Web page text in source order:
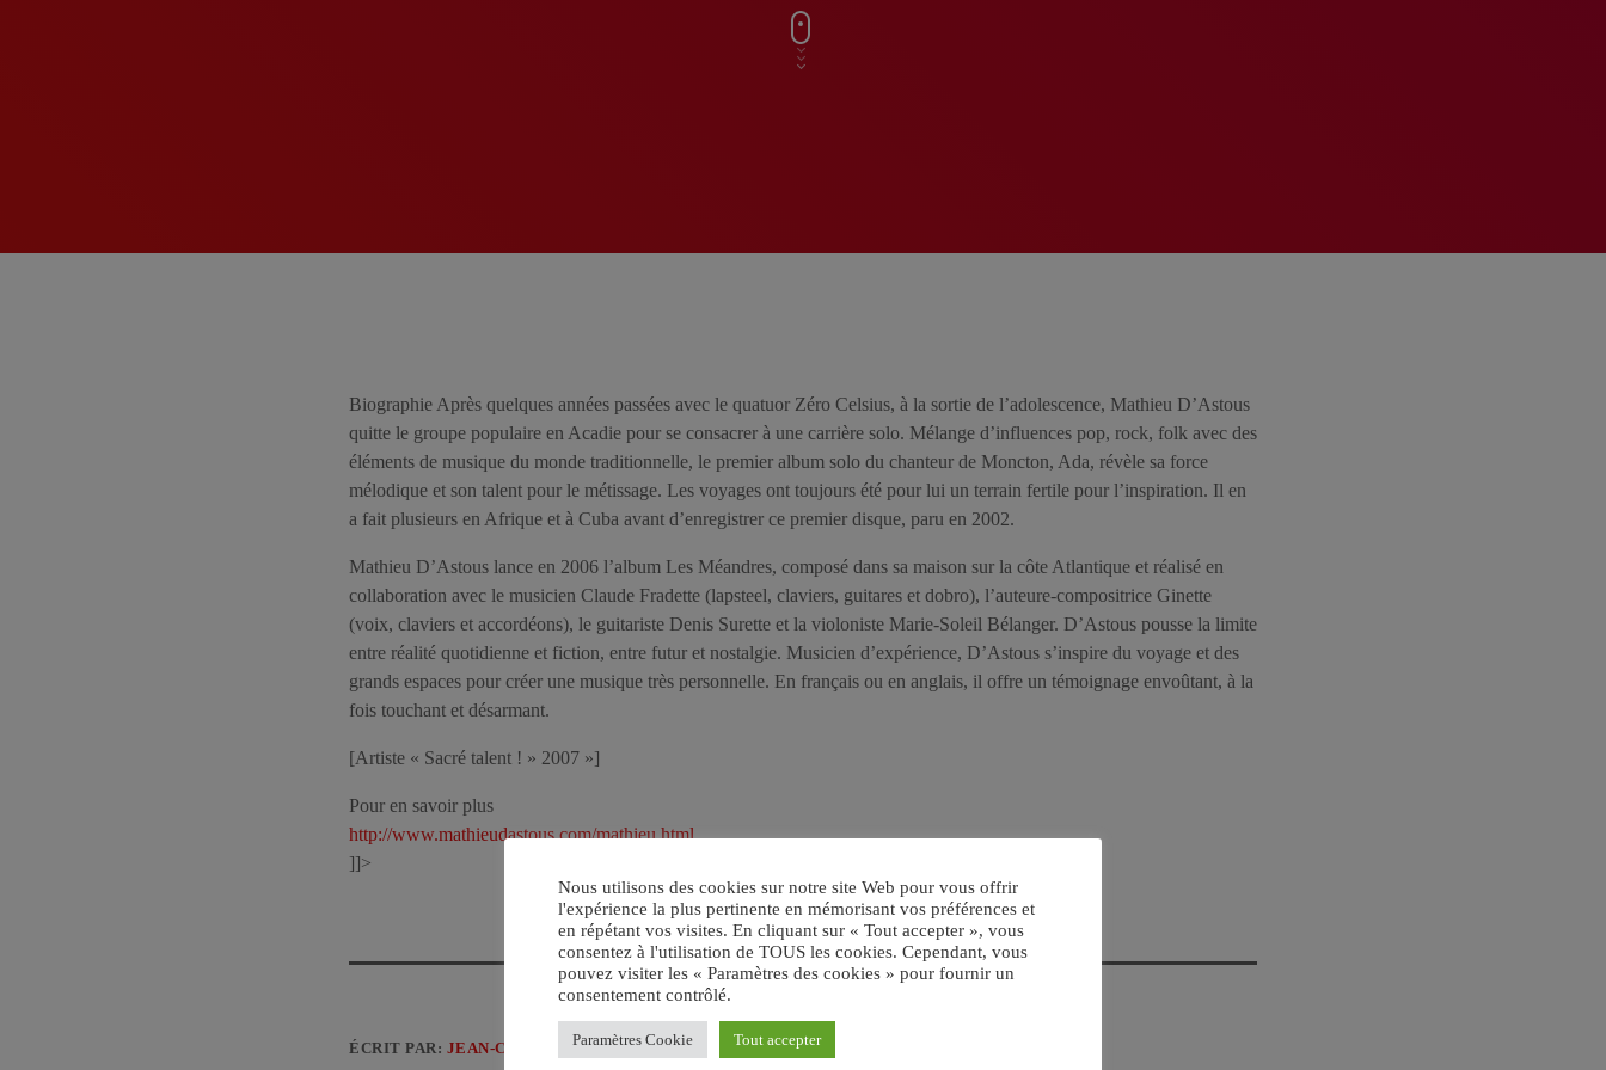
Biographie Après quelques années passées avec le quatuor Zéro Celsius, à la sortie de l’adolescence, Mathieu D’Astous
quitte le groupe populaire en Acadie pour se consacrer à une carrière solo. Mélange d’influences pop, rock, folk avec des
éléments de musique du monde traditionnelle, le premier album solo du chanteur de Moncton, Ada, révèle sa force
mélodique et son talent pour le métissage. Les voyages ont toujours été pour lui un terrain fertile pour l’inspiration. Il en
a fait plusieurs en Afrique et à Cuba avant d’enregistrer ce premier disque, paru en 2002.
Mathieu D’Astous lance en 2006 l’album Les Méandres, composé dans sa maison sur la côte Atlantique et réalisé en
collaboration avec le musicien Claude Fradette (lapsteel, claviers, guitares et dobro), l’auteure-compositrice Ginette
(voix, claviers et accordéons), le guitariste Denis Surette et la violoniste Marie-Soleil Bélanger. D’Astous pousse la limite
entre réalité quotidienne et fiction, entre futur et nostalgie. Musicien d’expérience, D’Astous s’inspire du voyage et des
grands espaces pour créer une musique très personnelle. En français ou en anglais, il offre un témoignage envoûtant, à la
fois touchant et désarmant.
[Artiste « Sacré talent ! » 2007 »]
Pour en savoir plus
http://www.mathieudastous.com/mathieu.html
]]>
ÉCRIT PAR: JEAN-CLAUDE
Nous utilisons des cookies sur notre site Web pour vous offrir
l'expérience la plus pertinente en mémorisant vos préférences et
en répétant vos visites. En cliquant sur « Tout accepter », vous
consentez à l'utilisation de TOUS les cookies. Cependant, vous
pouvez visiter les « Paramètres des cookies » pour fournir un
consentement contrôlé.
Paramètres Cookie Tout accepter